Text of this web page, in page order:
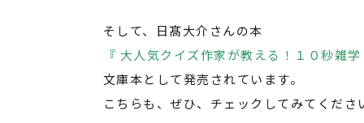
そして、日髙大介さんの本
『 大人気クイズ作家が教える！１０秒雑
文庫本として発売されています。
こちらも、ぜひ、チェックしてみてくださ